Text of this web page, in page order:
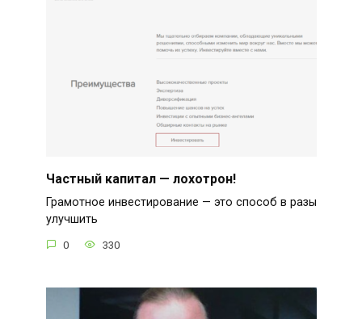
Частный капитал — лохотрон!
Грамотное инвестирование — это способ в разы
улучшить
0 330